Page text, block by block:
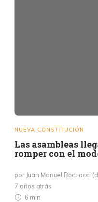
NUEVA CONSTITUCIÓN
Las asambleas
romper con el
por Juan Manuel Boccacci
7 años atrás
6 min